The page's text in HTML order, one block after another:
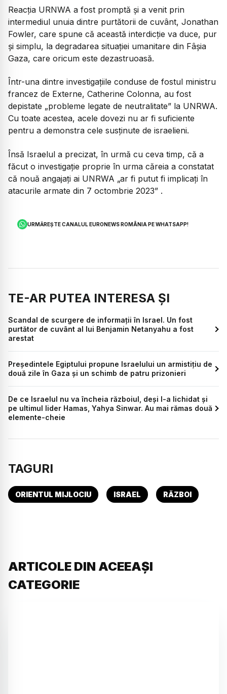
Reacția URNWA a fost promptă și a venit prin
intermediul unuia dintre purtătorii de cuvânt, Jonathan
Fowler, care spune că această interdicție va duce, pur
și simplu, la degradarea situației umanitare din Fâșia
Gaza, care oricum este dezastruoasă.
Într-una dintre investigațiile conduse de fostul ministru
francez de Externe, Catherine Colonna, au fost
depistate „probleme legate de neutralitate” la UNRWA.
Cu toate acestea, acele dovezi nu ar fi suficiente
pentru a demonstra cele susținute de israelieni.
Însă Israelul a precizat, în urmă cu ceva timp, că a
făcut o investigație proprie în urma căreia a constatat
că nouă angajați ai UNRWA „ar fi putut fi implicați în
atacurile armate din 7 octombrie 2023” .
URMĂREȘTE CANALUL EURONEWS ROMÂNIA PE WHATSAPP!
TE-AR PUTEA INTERESA ȘI
Scandal de scurgere de informații în Israel. Un fost
purtător de cuvânt al lui Benjamin Netanyahu a fost
arestat
Președintele Egiptului propune Israelului un armistițiu de
două zile în Gaza și un schimb de patru prizonieri
De ce Israelul nu va încheia războiul, deși l-a lichidat și
pe ultimul lider Hamas, Yahya Sinwar. Au mai rămas două
elemente-cheie
TAGURI
ORIENTUL MIJLOCIU ISRAEL RĂZBOI
ARTICOLE DIN ACEEAȘI
CATEGORIE